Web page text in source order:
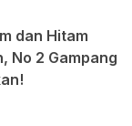
dan Hitam
No 2 Gampang